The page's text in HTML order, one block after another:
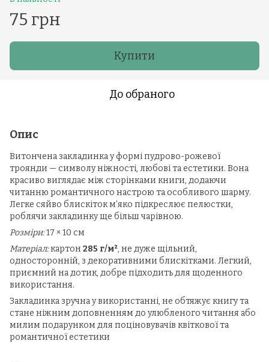
75 грн
Купити
До обраного
Опис
Витончена закладинка у формі пудрово-рожевої
троянди — символу ніжності, любові та естетики. Вона
красиво виглядає між сторінками книги, додаючи
читанню романтичного настрою та особливого шарму.
Легке сяйво блискіток м’яко підкреслює пелюстки,
роблячи закладинку ще більш чарівною.
Розміри:17 × 10 см
Матеріал:картон 285 г/м², не дуже щільний,
односторонній, з декоративними блискітками. Легкий,
приємний на дотик, добре підходить для щоденного
використання.
Закладинка зручна у використанні, не обтяжує книгу та
стане ніжним доповненням до улюбленого читання або
милим подарунком для поціновувачів квіткової та
романтичної естетики